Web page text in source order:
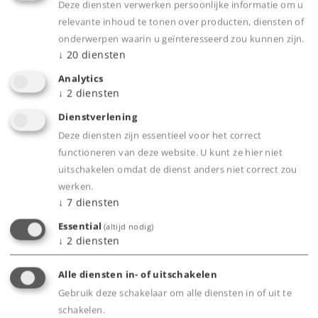
Highlights
Uiterst gedetailleerd metalen model.
stoomuitstoot, cilinderstoom en stoomfluit.
met de omwentelingen.
Rookkastdeur die open kan met veel originele
details.
Tweekleurig flakkerend licht in de vuurkist.
Het deksel van de waterkast kan
voorbeeldgetrouw vanuit het machinistenhuis
geopend worden.
Random stoomuitstoot uit de veiligheidsklep
Frontsein met bij de periode passende
lichtkleur en warm-witte leds.
Deze diensten verwerken persoonlijke informatie om u
relevante inhoud te tonen over producten, diensten of
onderwerpen waarin u geïnteresseerd zou kunnen zijn.
↓ 20 diensten
Analytics
↓ 2 diensten
Dienstverlening
Deze diensten zijn essentieel voor het correct
functioneren van deze website. U kunt ze hier niet
uitschakelen omdat de dienst anders niet correct zou
werken.
↓ 7 diensten
Essential (altijd nodig)
↓ 2 diensten
Alle diensten in- of uitschakelen
Gebruik deze schakelaar om alle diensten in of uit te
schakelen.